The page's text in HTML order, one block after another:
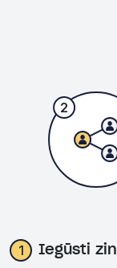
Dalīšanās
2
1 Iegūsti